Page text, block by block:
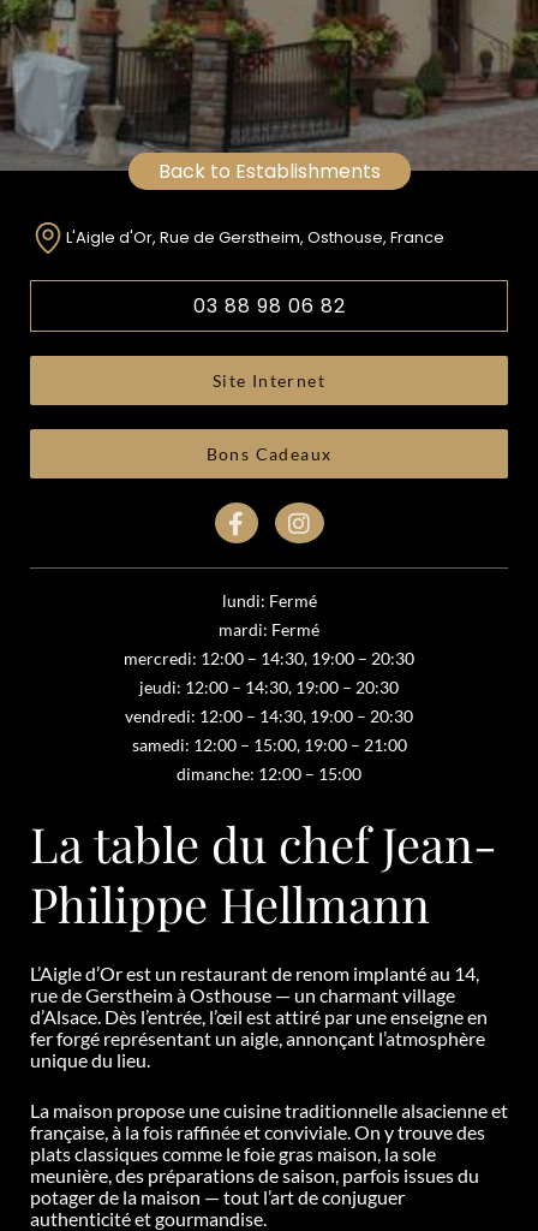
Back to Establishments
L'Aigle d'Or, Rue de Gerstheim, Osthouse, France
03 88 98 06 82
Site Internet
Bons Cadeaux
lundi: Fermé
mardi: Fermé
mercredi: 12:00 – 14:30, 19:00 – 20:30
jeudi: 12:00 – 14:30, 19:00 – 20:30
vendredi: 12:00 – 14:30, 19:00 – 20:30
samedi: 12:00 – 15:00, 19:00 – 21:00
dimanche: 12:00 – 15:00
La table du chef Jean-
Philippe Hellmann
L’Aigle d’Or est un restaurant de renom implanté au 14,
rue de Gerstheim à Osthouse — un charmant village
d’Alsace. Dès l’entrée, l’œil est attiré par une enseigne en
fer forgé représentant un aigle, annonçant l’atmosphère
unique du lieu.
La maison propose une cuisine traditionnelle alsacienne et
française, à la fois raffinée et conviviale. On y trouve des
plats classiques comme le foie gras maison, la sole
meunière, des préparations de saison, parfois issues du
potager de la maison — tout l’art de conjuguer
authenticité et gourmandise.